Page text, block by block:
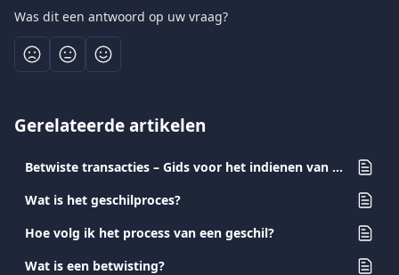
Was dit een antwoord op uw vraag?
Gerelateerde artikelen
Betwiste transacties – Gids voor het indienen van bewijsstukken voor merchants
Wat is het geschilproces?
Hoe volg ik het process van een geschil?
Wat is een betwisting?